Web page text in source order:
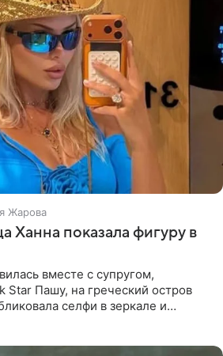
Жарова
Ханна показала фигуру в
вместе с супругом,
Star Пашу, на греческий остров
селфи в зеркале и